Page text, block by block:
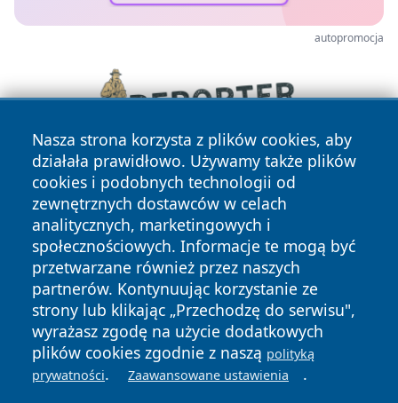
autopromocja
Nasza strona korzysta z plików cookies, aby
działała prawidłowo. Używamy także plików
cookies i podobnych technologii od
zewnętrznych dostawców w celach
analitycznych, marketingowych i
społecznościowych. Informacje te mogą być
przetwarzane również przez naszych
partnerów. Kontynuując korzystanie ze
strony lub klikając „Przechodzę do serwisu",
wyrażasz zgodę na użycie dodatkowych
plików cookies zgodnie z naszą polityką
prywatności. Zaawansowane ustawienia .
Copyright © 2026 mojwloclawek.pl Wszystkie prawa
zastrzeżone.
News Autorzy
Polityka
Polityka